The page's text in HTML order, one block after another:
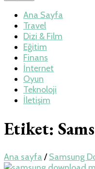
ve
Rehberi
Ana Sayfa
Travel
Dizi & Film
Eğitim
Finans
İnternet
Oyun
Teknoloji
İletişim
Etiket:
Ana sayfa / Samsung